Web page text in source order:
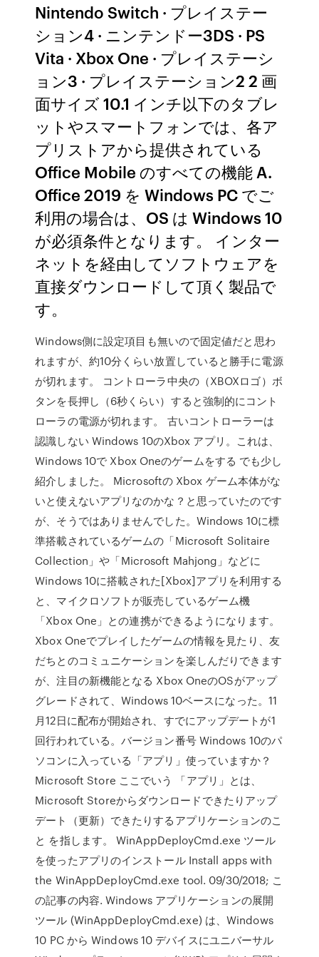
Nintendo Switch · プレイステー
ション4 · ニンテンドー3DS · PS
Vita · Xbox One · プレイステーシ
ョン3 · プレイステーション2 2 画
面サイズ 10.1 インチ以下のタブレ
ットやスマートフォンでは、各ア
プリストアから提供されている
Office Mobile のすべての機能 A.
Office 2019 を Windows PC でご
利用の場合は、OS は Windows 10
が必須条件となります。 インター
ネットを経由してソフトウェアを
直接ダウンロードして頂く製品で
す。
Windows側に設定項目も無いので固定値だと思わ
れますが、約10分くらい放置していると勝手に電源
が切れます。 コントローラ中央の（XBOXロゴ）ボ
タンを長押し（6秒くらい）すると強制的にコント
ローラの電源が切れます。 古いコントローラーは
認識しない Windows 10のXbox アプリ。これは、
Windows 10で Xbox Oneのゲームをする でも少し
紹介しました。 Microsoftの Xbox ゲーム本体がな
いと使えないアプリなのかな？と思っていたのです
が、そうではありませんでした。Windows 10に標
準搭載されているゲームの「Microsoft Solitaire
Collection」や「Microsoft Mahjong」などに
Windows 10に搭載された[Xbox]アプリを利用する
と、マイクロソフトが販売しているゲーム機
「Xbox One」との連携ができるようになります。
Xbox Oneでプレイしたゲームの情報を見たり、友
だちとのコミュニケーションを楽しんだりできます
が、注目の新機能となる Xbox OneのOSがアップ
グレードされて、Windows 10ベースになった。11
月12日に配布が開始され、すでにアップデートが1
回行われている。バージョン番号 Windows 10のパ
ソコンに入っている「アプリ」使っていますか？
Microsoft Store ここでいう 「アプリ」とは、
Microsoft Storeからダウンロードできたりアップ
デート（更新）できたりするアプリケーションのこ
と を指します。 WinAppDeployCmd.exe ツール
を使ったアプリのインストール Install apps with
the WinAppDeployCmd.exe tool. 09/30/2018; こ
の記事の内容. Windows アプリケーションの展開
ツール (WinAppDeployCmd.exe) は、Windows
10 PC から Windows 10 デバイスにユニバーサル